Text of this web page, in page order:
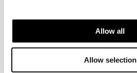
Allow all
Allow selection